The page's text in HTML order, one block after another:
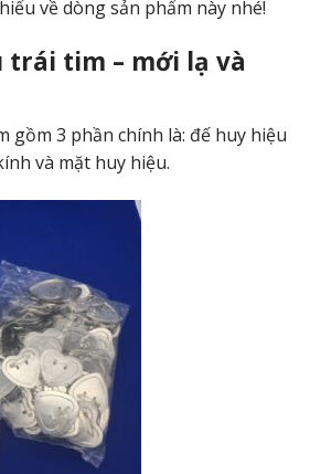
về dòng sản phẩm này nhé!
trái tim – mới lạ và
gồm 3 phần chính là: đế huy hiệu
và mặt huy hiệu.